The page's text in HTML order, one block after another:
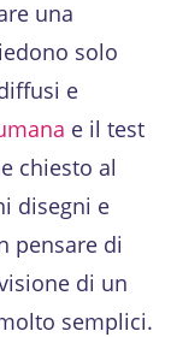
una
solo
e
e il test
chiesto al
disegni e
pensare di
di un
semplici.